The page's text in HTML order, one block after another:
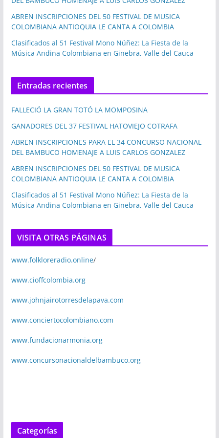
ABREN INSCRIPCIONES DEL 50 FESTIVAL DE MUSICA
COLOMBIANA ANTIOQUIA LE CANTA A COLOMBIA
Clasificados al 51 Festival Mono Núñez: La Fiesta de la
Música Andina Colombiana en Ginebra, Valle del Cauca
Entradas recientes
FALLECIÓ LA GRAN TOTÓ LA MOMPOSINA
GANADORES DEL 37 FESTIVAL HATOVIEJO COTRAFA
ABREN INSCRIPCIONES PARA EL 34 CONCURSO NACIONAL
DEL BAMBUCO HOMENAJE A LUIS CARLOS GONZALEZ
ABREN INSCRIPCIONES DEL 50 FESTIVAL DE MUSICA
COLOMBIANA ANTIOQUIA LE CANTA A COLOMBIA
Clasificados al 51 Festival Mono Núñez: La Fiesta de la
Música Andina Colombiana en Ginebra, Valle del Cauca
VISITA OTRAS PÁGINAS
www.folkloreradio.online/
www.cioffcolombia.org
www.johnjairotorresdelapava.com
www.conciertocolombiano.com
www.fundacionarmonia.org
www.concursonacionaldelbambuco.org
Categorías